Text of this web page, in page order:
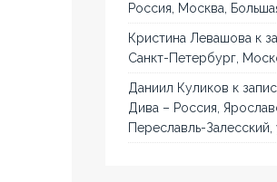
Россия, Москва,
Кристина Левашова к
Санкт-Петербург,
Даниил Куликов к
Дива – Россия,
Переславль-